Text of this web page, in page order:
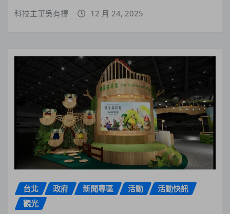
科技主筆吳有擇 12 月 24, 2025
台北 政府 新聞專區 活動
活動快訊
觀光